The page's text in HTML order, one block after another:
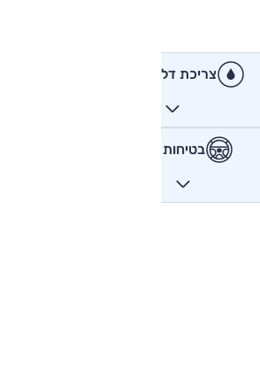
צריכת דלק
בטיחות